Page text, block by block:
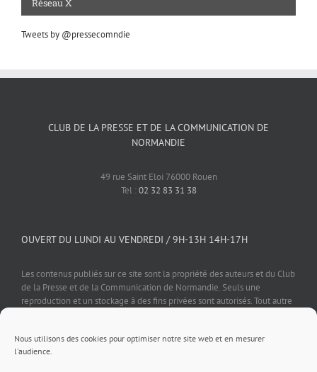
Nous utilisons des cookies pour optimiser notre site web et en mesurer
l'audience.
Réseau X
Tweets by @pressecomndie
CLUB DE LA PRESSE ET DE LA COMMUNICATION DE
NORMANDIE
49 rue Saint Eloi 76000 Rouen
Tel :02 32 83 31 38
OUVERT DU LUNDI AU VENDREDI / 9H-13H 14H-17H
Les contenus publiés sur ce site sont la propriété des auteurs et du Club
de la Presse et de la Communication de Normandie. Seuls une
reproduction et un stockage à des fins privées sont autorisés. Tout autre